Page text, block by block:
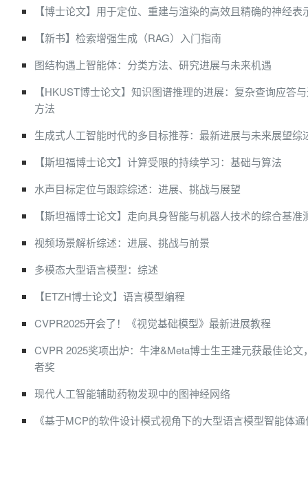
【博士论文】用于定位、重建与渲染的高效且精确的神经表
【新书】检索增强生成（RAG）入门指南
图结构遇上智能体：分类方法、研究进展与未来机遇
【HKUST博士论文】知识图谱推理的进展：复杂查询应答
方法
生成式人工智能时代的多目标推荐：最新进展与未来展望综
【斯坦福博士论文】计算受限的持续学习：基础与算法
水声目标定位与跟踪综述：进展、挑战与展望
【斯坦福博士论文】走向具身智能与机器人技术的综合基准
视频场景解析综述：进展、挑战与前景
多模态大型语言模型：综述
【ETZH博士论文】语言模型编程
CVPR2025开会了！《视觉基础模型》最新进展教程
CVPR 2025奖项出炉：牛津&Meta博士生王建元获最佳论文
者奖
现代人工智能辅助药物发现中的图神经网络
《基于MCP的软件设计模式视角下的大型语言模型智能体